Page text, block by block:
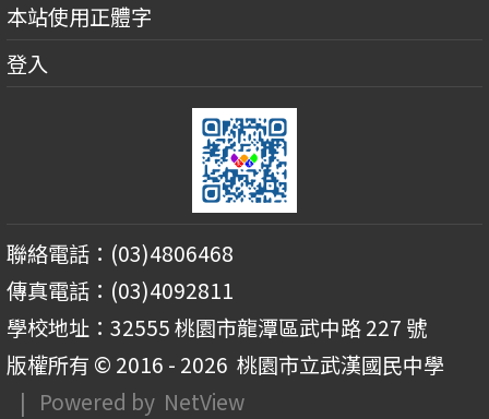
本站使用正體字
登入
聯絡電話：(03)4806468
傳真電話：(03)4092811
學校地址：32555 桃園市龍潭區武中路 227 號
版權所有 © 2016 - 2026 桃園市立武漢國民中學
| Powered by NetView